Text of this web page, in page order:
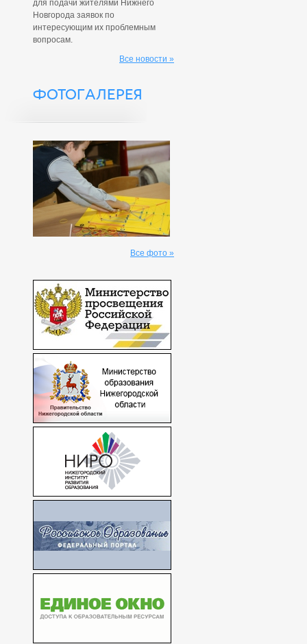
для подачи жителями Нижнего
Новгорода заявок по
интересующим их проблемным
вопросам.
Все новости »
ФОТОГАЛЕРЕЯ
Все фото »